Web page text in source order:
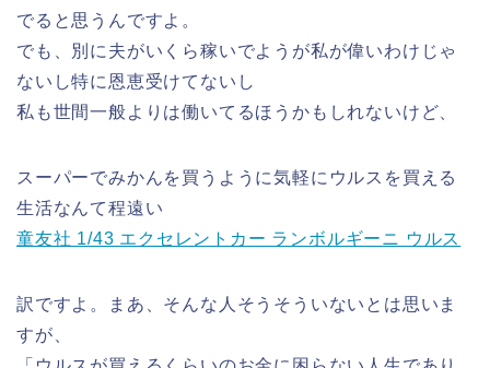
でると思うんですよ。
でも、別に夫がいくら稼いでようが私が偉いわけじゃ
ないし特に恩恵受けてないし
私も世間一般よりは働いてるほうかもしれないけど、
スーパーでみかんを買うように気軽にウルスを買える
生活なんて程遠い
童友社 1/43 エクセレントカー ランボルギーニ ウルス
訳ですよ。まあ、そんな人そうそういないとは思いま
すが、